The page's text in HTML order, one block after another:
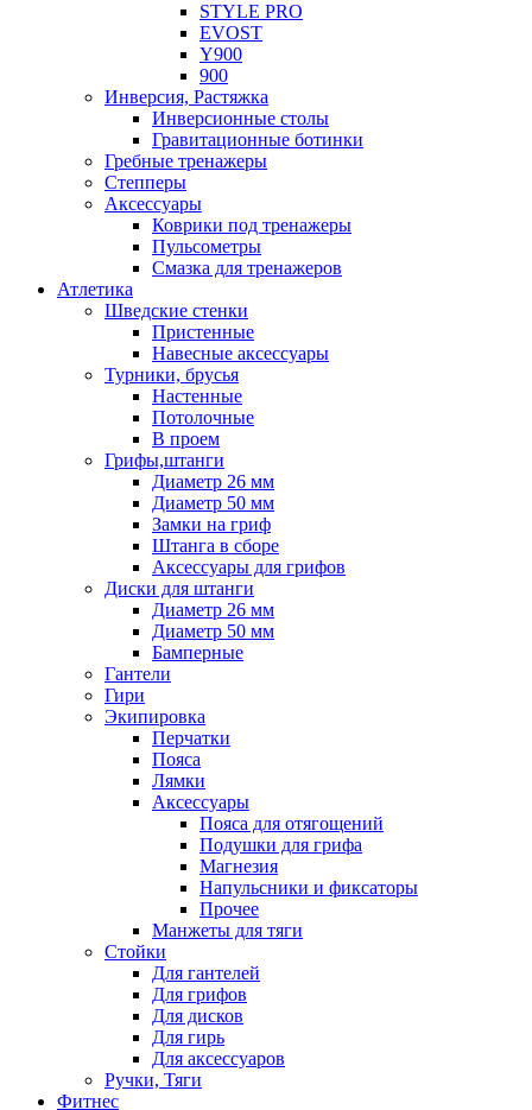
STYLE PRO
EVOST
Y900
900
Инверсия, Растяжка
Инверсионные столы
Гравитационные ботинки
Гребные тренажеры
Степперы
Аксессуары
Коврики под тренажеры
Пульсометры
Смазка для тренажеров
Атлетика
Шведские стенки
Пристенные
Навесные аксессуары
Турники, брусья
Настенные
Потолочные
В проем
Грифы,штанги
Диаметр 26 мм
Диаметр 50 мм
Замки на гриф
Штанга в сборе
Аксессуары для грифов
Диски для штанги
Диаметр 26 мм
Диаметр 50 мм
Бамперные
Гантели
Гири
Экипировка
Перчатки
Пояса
Лямки
Аксессуары
Пояса для отягощений
Подушки для грифа
Магнезия
Напульсники и фиксаторы
Прочее
Манжеты для тяги
Стойки
Для гантелей
Для грифов
Для дисков
Для гирь
Для аксессуаров
Ручки, Тяги
Фитнес